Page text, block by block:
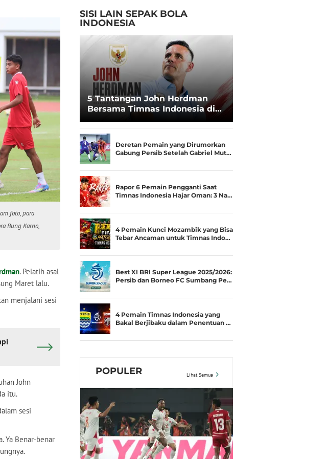
foto, para
Bung Karno,
. Pelatih asal
Maret lalu.
menjalani sesi
John
itu.
sesi
Ya Benar-benar
SISI LAIN SEPAK BOLA
INDONESIA
5 Tantangan John Herdman
Bersama Timnas Indonesia di
Spesialis Runner-up Menjadi
Juara
Deretan Pemain yang Dirumorkan
Gabung Persib Setelah Gabriel Mut…
Rapor 6 Pemain Pengganti Saat
Timnas Indonesia Hajar Oman: 3 Na…
4 Pemain Kunci Mozambik yang Bisa
Tebar Ancaman untuk Timnas Indo…
Best XI BRI Super League 2025/2026:
Persib dan Borneo FC Sumbang Pe…
4 Pemain Timnas Indonesia yang
Bakal Berjibaku dalam Penentuan …
POPULER Lihat Semua